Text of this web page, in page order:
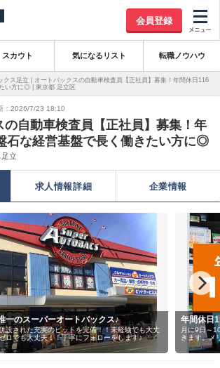
会員登録
スカウト 気になるリスト 転職ノウハウ
クス足立 | オートバックスの自動車検査員【正社員】募集！年間休日116
い方に◎ | 東京都 足立区
：2026/7/23 18:10
の自動車検査員【正社員】募集！年
石な経営基盤で長く働きたい方に◎
立
求人情報詳細 企業情報
一のスーパーオートバックス♪
設された充実のピットを完備！！未経験でも大丈
ロでも大丈夫！！丁寧にフォローをします♪
年間休日
月に9日～
きます。メ